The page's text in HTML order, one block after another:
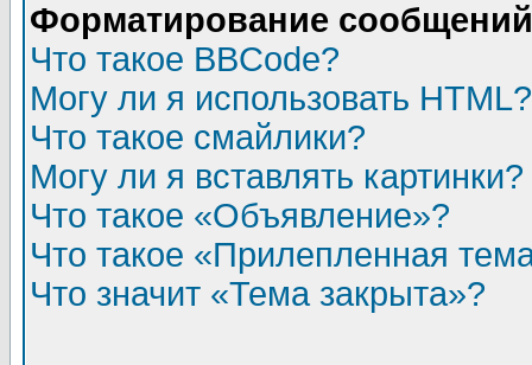
Форматирование
Что такое BBCode?
Могу ли я использовать HTML?
Что такое смайлики?
Могу ли я вставлять картинки?
Что такое «Объявление»?
Что такое «Прилепленная
Что значит «Тема закрыта»?